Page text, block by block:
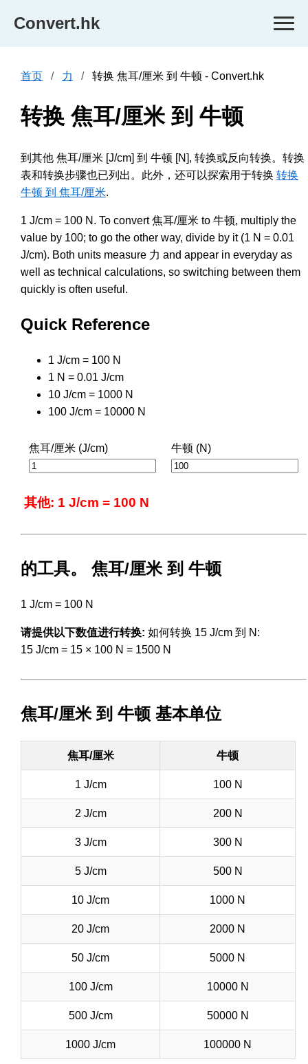
Convert.hk
首页 力 转换 焦耳/厘米 到 牛顿 - Convert.hk
转换 焦耳/厘米 到 牛顿
到其他 焦耳/厘米 [J/cm] 到 牛顿 [N], 转换或反向转换。转换
表和转换步骤也已列出。此外，还可以探索用于转换 转换
牛顿 到 焦耳/厘米.
1 J/cm = 100 N. To convert 焦耳/厘米 to 牛顿, multiply the
value by 100; to go the other way, divide by it (1 N = 0.01
J/cm). Both units measure 力 and appear in everyday as
well as technical calculations, so switching between them
quickly is often useful.
Quick Reference
1 J/cm = 100 N
1 N = 0.01 J/cm
10 J/cm = 1000 N
100 J/cm = 10000 N
焦耳/厘米 (J/cm) 牛顿 (N)
其他: 1 J/cm = 100 N
的工具。 焦耳/厘米 到 牛顿
1 J/cm = 100 N
请提供以下数值进行转换: 如何转换 15 J/cm 到 N:
15 J/cm = 15 × 100 N = 1500 N
焦耳/厘米 到 牛顿 基本单位
焦耳/厘米 牛顿
1 J/cm 100 N
2 J/cm 200 N
3 J/cm 300 N
5 J/cm 500 N
10 J/cm 1000 N
20 J/cm 2000 N
50 J/cm 5000 N
100 J/cm 10000 N
500 J/cm 50000 N
1000 J/cm 100000 N